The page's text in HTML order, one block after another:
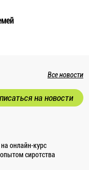
Все новости
на новости
онлайн-курс
сиротства